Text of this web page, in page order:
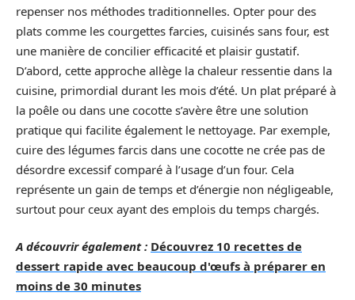
repenser nos méthodes traditionnelles. Opter pour des
plats comme les courgettes farcies, cuisinés sans four, est
une manière de concilier efficacité et plaisir gustatif.
D’abord, cette approche allège la chaleur ressentie dans la
cuisine, primordial durant les mois d’été. Un plat préparé à
la poêle ou dans une cocotte s’avère être une solution
pratique qui facilite également le nettoyage. Par exemple,
cuire des légumes farcis dans une cocotte ne crée pas de
désordre excessif comparé à l’usage d’un four. Cela
représente un gain de temps et d’énergie non négligeable,
surtout pour ceux ayant des emplois du temps chargés.
A découvrir également : Découvrez 10 recettes de
dessert rapide avec beaucoup d'œufs à préparer en
moins de 30 minutes